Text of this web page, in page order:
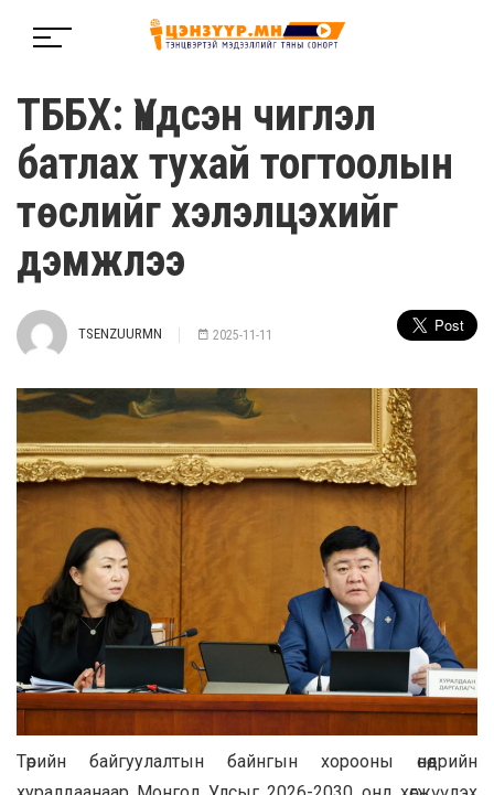
ТББХ: Үндсэн чиглэл
батлах тухай тогтоолын
төслийг хэлэлцэхийг
дэмжлээ
TSENZUURMN 2025-11-11
Төрийн байгуулалтын байнгын хорооны өнөөдрийн